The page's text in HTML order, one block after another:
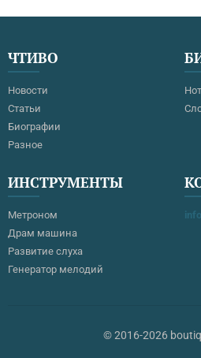
ЧТИВО
Новости
Статьи
Биографии
Разное
ИНСТРУМЕНТЫ
Метроном
Драм машина
Развитие слуха
Генератор мелодий
© 2016-2026